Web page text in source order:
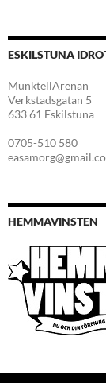
ESKILSTUNA
MunktellArenan
Verkstadsgatan 5
633 61 Eskilstuna
0705-510 580
HEMMAVINSTEN